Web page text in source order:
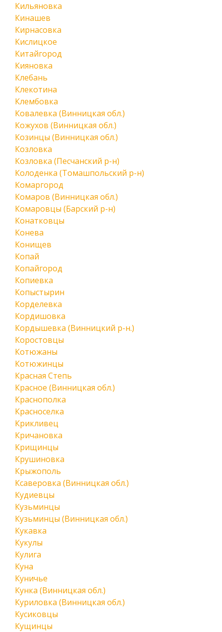
Кильяновка
Кинашев
Кирнасовка
Кислицкое
Китайгород
Кияновка
Клебань
Клекотина
Клембовка
Ковалевка (Винницкая обл.)
Кожухов (Винницкая обл.)
Козинцы (Винницкая обл.)
Козловка
Козловка (Песчанский р-н)
Колоденка (Томашпольский р-н)
Комаргород
Комаров (Винницкая обл.)
Комаровцы (Барский р-н)
Конатковцы
Конева
Конищев
Копай
Копайгород
Копиевка
Копыстырин
Корделевка
Кордишовка
Кордышевка (Винницкий р-н.)
Коростовцы
Котюжаны
Котюжинцы
Красная Степь
Красное (Винницкая обл.)
Краснополка
Красноселка
Крикливец
Кричановка
Крищинцы
Крушиновка
Крыжополь
Ксаверовка (Винницкая обл.)
Кудиевцы
Кузьминцы
Кузьминцы (Винницкая обл.)
Кукавка
Кукулы
Кулига
Куна
Куничье
Кунка (Винницкая обл.)
Куриловка (Винницкая обл.)
Кусиковцы
Кущинцы